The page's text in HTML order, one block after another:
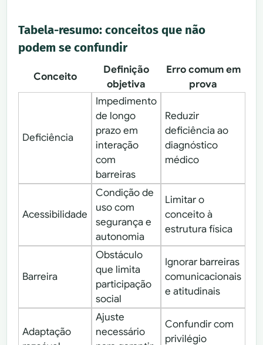
Tabela-resumo: conceitos que não
podem se confundir
Conceito
Definição
objetiva
Erro comum em
prova
Deficiência
Impedimento
de longo
prazo em
interação
com
barreiras
Reduzir
deficiência ao
diagnóstico
médico
Acessibilidade
Condição de
uso com
segurança e
autonomia
Limitar o
conceito à
estrutura física
Barreira
Obstáculo
que limita
participação
social
Ignorar barreiras
comunicacionais
e atitudinais
Adaptação
Ajuste
necessário
Confundir com
privilégio